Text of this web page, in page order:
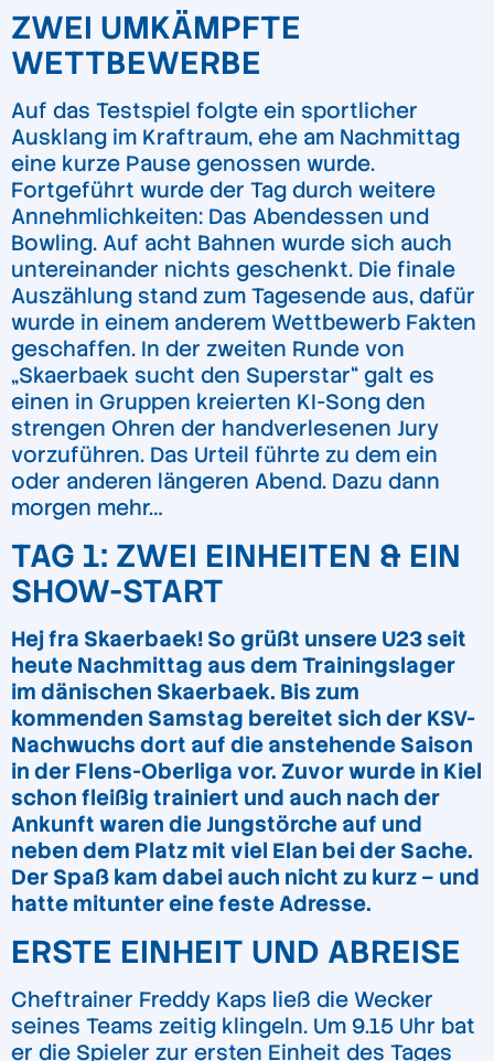
ZWEI UMKÄMPFTE
WETTBEWERBE
Auf das Testspiel folgte ein sportlicher
Ausklang im Kraftraum, ehe am Nachmittag
eine kurze Pause genossen wurde.
Fortgeführt wurde der Tag durch weitere
Annehmlichkeiten: Das Abendessen und
Bowling. Auf acht Bahnen wurde sich auch
untereinander nichts geschenkt. Die finale
Auszählung stand zum Tagesende aus, dafür
wurde in einem anderem Wettbewerb Fakten
geschaffen. In der zweiten Runde von
„Skaerbaek sucht den Superstar“ galt es
einen in Gruppen kreierten KI-Song den
strengen Ohren der handverlesenen Jury
vorzuführen. Das Urteil führte zu dem ein
oder anderen längeren Abend. Dazu dann
morgen mehr…
TAG 1: ZWEI EINHEITEN & EIN
SHOW-START
Hej fra Skaerbaek! So grüßt unsere U23 seit
heute Nachmittag aus dem Trainingslager
im dänischen Skaerbaek. Bis zum
kommenden Samstag bereitet sich der KSV-
Nachwuchs dort auf die anstehende Saison
in der Flens-Oberliga vor. Zuvor wurde in Kiel
schon fleißig trainiert und auch nach der
Ankunft waren die Jungstörche auf und
neben dem Platz mit viel Elan bei der Sache.
Der Spaß kam dabei auch nicht zu kurz – und
hatte mitunter eine feste Adresse.
ERSTE EINHEIT UND ABREISE
Cheftrainer Freddy Kaps ließ die Wecker
seines Teams zeitig klingeln. Um 9.15 Uhr bat
er die Spieler zur ersten Einheit des Tages